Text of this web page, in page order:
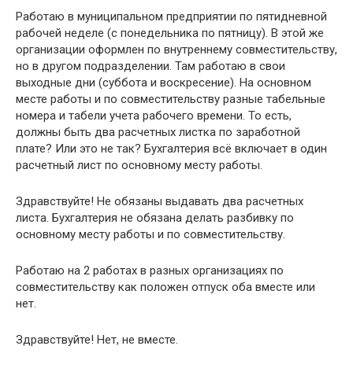
Работаю в муниципальном предприятии по пятидневной
рабочей неделе (с понедельника по пятницу). В этой же
организации оформлен по внутреннему совместительству,
но в другом подразделении. Там работаю в свои
выходные дни (суббота и воскресение). На основном
месте работы и по совместительству разные табельные
номера и табели учета рабочего времени. То есть,
должны быть два расчетных листка по заработной
плате? Или это не так? Бухгалтерия всё включает в один
расчетный лист по основному месту работы.
Здравствуйте! Не обязаны выдавать два расчетных
листа. Бухгалтерия не обязана делать разбивку по
основному месту работы и по совместительству.
Работаю на 2 работах в разных организациях по
совместительству как положен отпуск оба вместе или
нет.
Здравствуйте! Нет, не вместе.